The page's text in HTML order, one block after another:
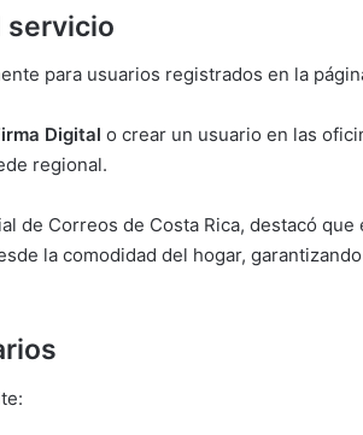
servicio
para usuarios registrados en la
Digital o crear un usuario en las
regional.
de Correos de Costa Rica, destacó que
la comodidad del hogar,